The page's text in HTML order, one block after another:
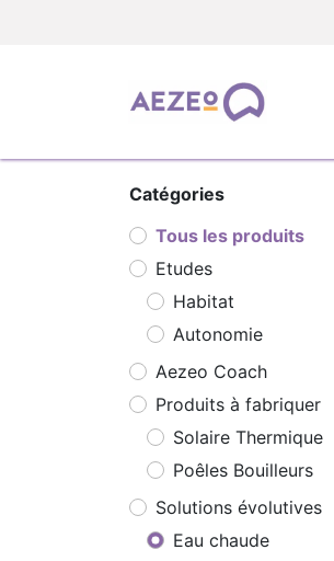
Catégories
Tous les produits
Etudes
Habitat
Autonomie
Aezeo Coach
Produits à fabriquer
Solaire Thermique
Poêles Bouilleurs
Solutions évolutives
Eau chaude